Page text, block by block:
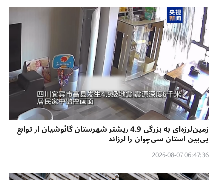
زمین‌لرزه‌ای به بزرگی 4.9 ریشتر شهرستان گائوشیان از توابع
یی‌بین استان سی‌چوان را لرزاند
06:47:36 2026-08-07